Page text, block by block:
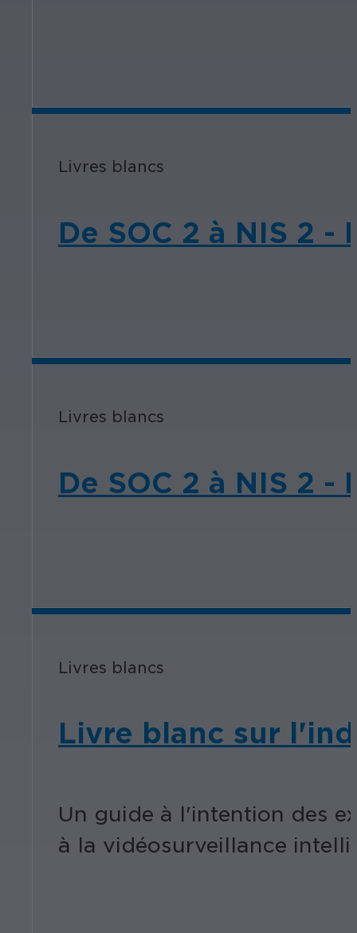
Livres blancs
De SOC 2 à NIS 2
Livres blancs
De SOC 2 à NIS 2
Livres blancs
Livre blanc sur
Un guide à l'intention des
à la vidéosurveillance